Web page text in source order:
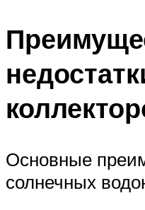
Основные
солнечных